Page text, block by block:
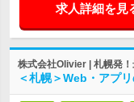
求人詳細を見
株式会社Olivier | 札幌発
＜札幌＞Web・アプ